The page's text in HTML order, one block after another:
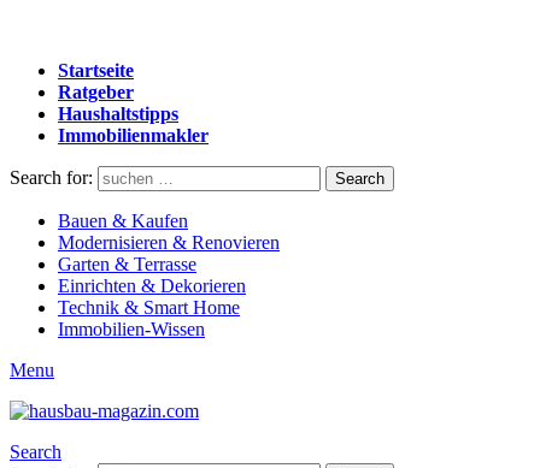
Startseite
Ratgeber
Haushaltstipps
Immobilienmakler
Search for: Search
Bauen & Kaufen
Modernisieren & Renovieren
Garten & Terrasse
Einrichten & Dekorieren
Technik & Smart Home
Immobilien-Wissen
Menu
Search